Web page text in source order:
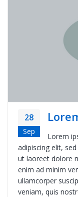
28
Sep
Lorem
adipiscing elit,
ut laoreet dolore
enim ad minim
ullamcorper
veniam, quis